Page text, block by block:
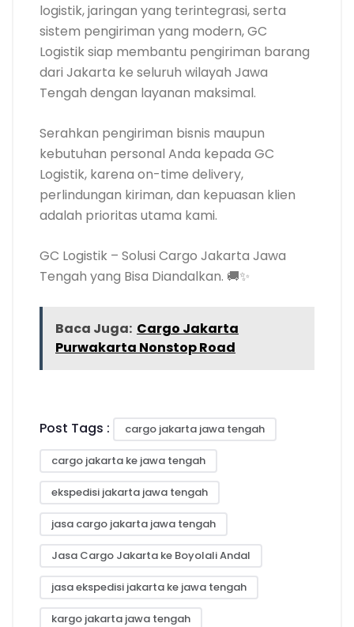
logistik, jaringan yang terintegrasi, serta
sistem pengiriman yang modern, GC
Logistik siap membantu pengiriman barang
dari Jakarta ke seluruh wilayah Jawa
Tengah dengan layanan maksimal.
Serahkan pengiriman bisnis maupun
kebutuhan personal Anda kepada GC
Logistik, karena on-time delivery,
perlindungan kiriman, dan kepuasan klien
adalah prioritas utama kami.
GC Logistik – Solusi Cargo Jakarta Jawa
Tengah yang Bisa Diandalkan. 🚚✨
Baca Juga: Cargo Jakarta
Purwakarta Nonstop Road
Post Tags : cargo jakarta jawa tengah
cargo jakarta ke jawa tengah
ekspedisi jakarta jawa tengah
jasa cargo jakarta jawa tengah
Jasa Cargo Jakarta ke Boyolali Andal
jasa ekspedisi jakarta ke jawa tengah
kargo jakarta jawa tengah